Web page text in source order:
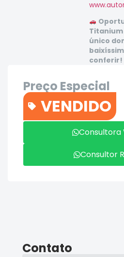
único
conferir!
Preço Especial
VENDIDO
R$69.900
Contato
Consultora
Consultor
Contato